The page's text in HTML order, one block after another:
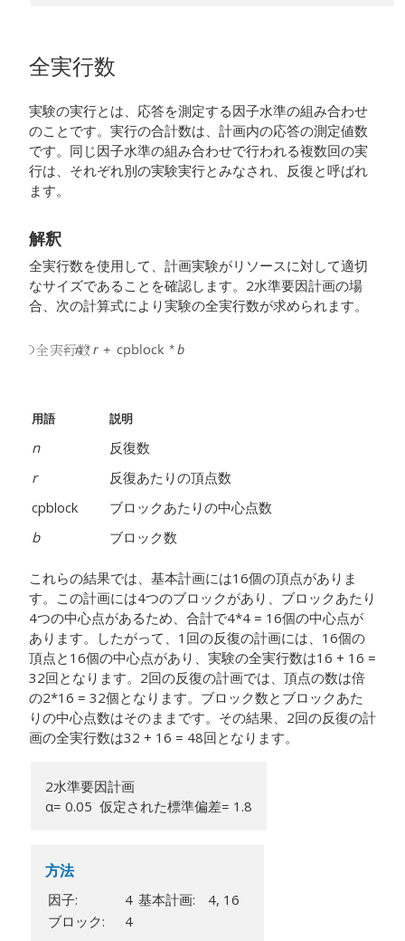
全実行数
実験の実行とは、応答を測定する因子水準の組み合わせ
のことです。実行の合計数は、計画内の応答の測定値数
です。同じ因子水準の組み合わせで行われる複数回の実
行は、それぞれ別の実験実行とみなされ、反復と呼ばれ
ます。
解釈
全実行数を使用して、計画実験がリソースに対して適切
なサイズであることを確認します。2水準要因計画の場
合、次の計算式により実験の全実行数が求められます。
用語 説明
n
反復数
r
反復あたりの頂点数
cpblock
ブロックあたりの中心点数
b
ブロック数
これらの結果では、基本計画には16個の頂点がありま
す。この計画には4つのブロックがあり、ブロックあたり
4つの中心点があるため、合計で4*4 = 16個の中心点が
あります。したがって、1回の反復の計画には、16個の
頂点と16個の中心点があり、実験の全実行数は16 + 16 =
32回となります。2回の反復の計画では、頂点の数は倍
の2*16 = 32個となります。ブロック数とブロックあた
りの中心点数はそのままです。その結果、2回の反復の計
画の全実行数は32 + 16 = 48回となります。
2水準要因計画
α= 0.05 仮定された標準偏差= 1.8
方法
因子: 4 基本計画:
4, 16
ブロック:
4